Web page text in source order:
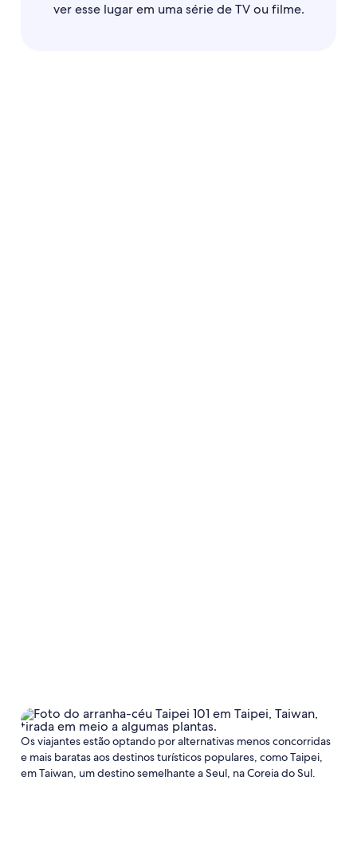
ver esse lugar em uma série de TV ou filme.
Os viajantes estão optando por alternativas menos concorridas
e mais baratas aos destinos turísticos populares, como Taipei,
em Taiwan, um destino semelhante a Seul, na Coreia do Sul.